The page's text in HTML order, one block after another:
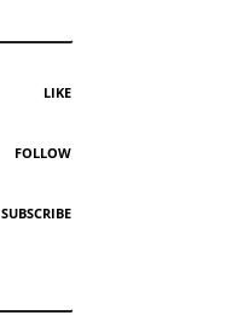
LIKE
FOLLOW
SUBSCRIBE